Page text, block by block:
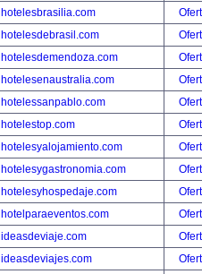
hotelesbrasilia.com
hotelesdebrasil.com
hotelesdemendoza.com
hotelesenaustralia.com
hotelessanpablo.com
hotelestop.com
hotelesyalojamiento.com
hotelesygastronomia.com
hotelesyhospedaje.com
hotelparaeventos.com
ideasdeviaje.com
ideasdeviajes.com